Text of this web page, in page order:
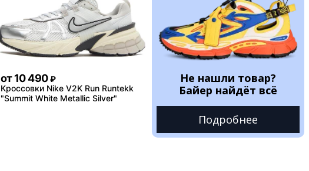
от 10 490 ₽
Кроссовки Nike V2K Run Runtekk
"Summit White Metallic Silver"
Не нашли товар?
Байер найдёт всё
Подробнее